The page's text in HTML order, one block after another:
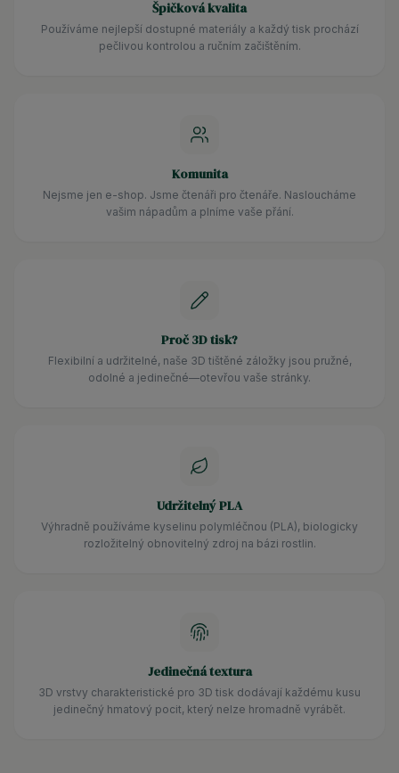
Špičková kvalita
Používáme nejlepší dostupné materiály a každý tisk prochází
pečlivou kontrolou a ručním začištěním.
Komunita
Nejsme jen e-shop. Jsme čtenáři pro čtenáře. Nasloucháme
vašim nápadům a plníme vaše přání.
Proč 3D tisk?
Flexibilní a udržitelné, naše 3D tištěné záložky jsou pružné,
odolné a jedinečné—otevřou vaše stránky.
Udržitelný PLA
Výhradně používáme kyselinu polymléčnou (PLA), biologicky
rozložitelný obnovitelný zdroj na bázi rostlin.
Jedinečná textura
3D vrstvy charakteristické pro 3D tisk dodávají každému kusu
jedinečný hmatový pocit, který nelze hromadně vyrábět.